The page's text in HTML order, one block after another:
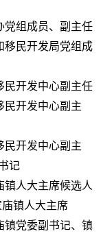
组成员、副主任
民开发局党组成
开发中心副主任
开发中心副主
开发中心副主
记
人大主席候选人
镇人大主席
党委副书记、镇